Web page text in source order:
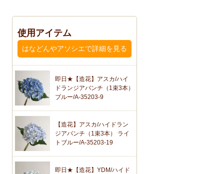
使用アイテム
はなどんやアソシエで詳細を見る
即日★【造花】アスカ/ハイ
ドランジアバンチ（1束3本）
ブルー/A-35203-9
【造花】アスカ/ハイドラン
ジアバンチ（1束3本） ライ
トブルー/A-35203-19
即日★【造花】YDM/ハイド